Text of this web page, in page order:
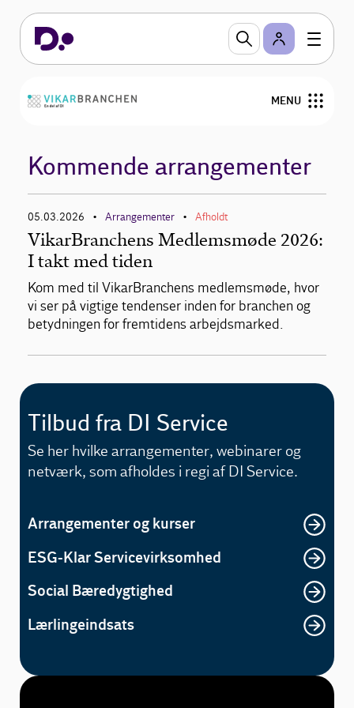
MENU
Om VikarBranchen
Personalejura
Arrangementer
Kontakt
Arrangementer
Se hvilke arrangementer, webinarer og kurser som
Kommende arrangementer
05.03.2026 • Arrangementer • Afholdt
VikarBranchens Medlemsmøde 2026:
I takt med tiden
Kom med til VikarBranchens medlemsmøde, hvor
vi ser på vigtige tendenser inden for branchen og
betydningen for fremtidens arbejdsmarked.
Tilbud fra DI Service
Se her hvilke arrangementer, webinarer og
netværk, som afholdes i regi af DI Service.
Arrangementer og kurser
ESG-Klar Servicevirksomhed
Social Bæredygtighed
Lærlingeindsats